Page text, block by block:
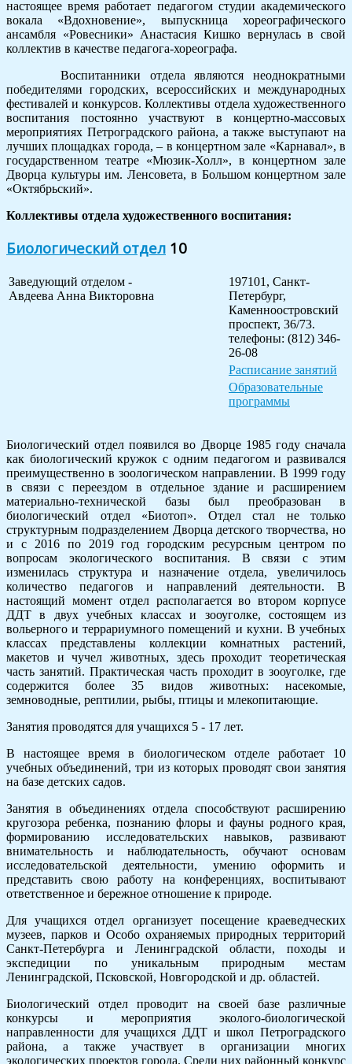
настоящее время работает педагогом студии академического
вокала «Вдохновение», выпускница хореографического
ансамбля «Ровесники» Анастасия Кишко вернулась в свой
коллектив в качестве педагога-хореографа.
Воспитанники отдела являются неоднократными
победителями городских, всероссийских и международных
фестивалей и конкурсов. Коллективы отдела художественного
воспитания постоянно участвуют в концертно-массовых
мероприятиях Петроградского района, а также выступают на
лучших площадках города, – в концертном зале «Карнавал», в
государственном театре «Мюзик-Холл», в концертном зале
Дворца культуры им. Ленсовета, в Большом концертном зале
«Октябрьский».
Коллективы отдела художественного воспитания:
Биологический отдел 10
Заведующий отделом -
Авдеева Анна Викторовна
197101, Санкт-
Петербург,
Каменноостровский
проспект, 36/73.
телефоны: (812) 346-
26-08
Расписание занятий
Образовательные
программы
Биологический отдел появился во Дворце 1985 году сначала
как биологический кружок с одним педагогом и развивался
преимущественно в зоологическом направлении. В 1999 году
в связи с переездом в отдельное здание и расширением
материально-технической базы был преобразован в
биологический отдел «Биотоп». Отдел стал не только
структурным подразделением Дворца детского творчества, но
и с 2016 по 2019 год городским ресурсным центром по
вопросам экологического воспитания. В связи с этим
изменилась структура и назначение отдела, увеличилось
количество педагогов и направлений деятельности. В
настоящий момент отдел располагается во втором корпусе
ДДТ в двух учебных классах и зооуголке, состоящем из
вольерного и террариумного помещений и кухни. В учебных
классах представлены коллекции комнатных растений,
макетов и чучел животных, здесь проходит теоретическая
часть занятий. Практическая часть проходит в зооуголке, где
содержится более 35 видов животных: насекомые,
земноводные, рептилии, рыбы, птицы и млекопитающие.
Занятия проводятся для учащихся 5 - 17 лет.
В настоящее время в биологическом отделе работает 10
учебных объединений, три из которых проводят свои занятия
на базе детских садов.
Занятия в объединениях отдела способствуют расширению
кругозора ребенка, познанию флоры и фауны родного края,
формированию исследовательских навыков, развивают
внимательность и наблюдательность, обучают основам
исследовательской деятельности, умению оформить и
представить свою работу на конференциях, воспитывают
ответственное и бережное отношение к природе.
Для учащихся отдел организует посещение краеведческих
музеев, парков и Особо охраняемых природных территорий
Санкт-Петербурга и Ленинградской области, походы и
экспедиции по уникальным природным местам
Ленинградской, Псковской, Новгородской и др. областей.
Биологический отдел проводит на своей базе различные
конкурсы и мероприятия эколого-биологической
направленности для учащихся ДДТ и школ Петроградского
района, а также участвует в организации многих
экологических проектов города. Среди них районный конкурс